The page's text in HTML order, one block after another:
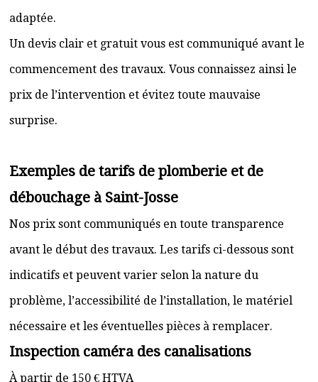
adaptée.
Un devis clair et gratuit vous est communiqué avant le
commencement des travaux. Vous connaissez ainsi le
prix de l’intervention et évitez toute mauvaise
surprise.
Exemples de tarifs de plomberie et de
débouchage à Saint-Josse
Nos prix sont communiqués en toute transparence
avant le début des travaux. Les tarifs ci-dessous sont
indicatifs et peuvent varier selon la nature du
problème, l’accessibilité de l’installation, le matériel
nécessaire et les éventuelles pièces à remplacer.
Inspection caméra des canalisations
À partir de 150 € HTVA